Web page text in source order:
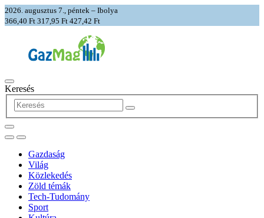
2026. augusztus 7., péntek – Ibolya
366,40 Ft 317,95 Ft 427,42 Ft
Keresés
Gazdaság
Világ
Közlekedés
Zöld témák
Tech-Tudomány
Sport